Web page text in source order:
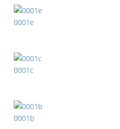
0001e
0001c
0001b